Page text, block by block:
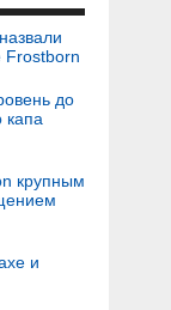
Frostborn
до
капа
крупным
и